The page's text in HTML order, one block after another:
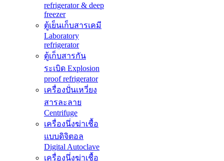
refrigerator & deep
freezer
ตู้เย็นเก็บสารเคมี
Laboratory
refrigerator
ตู้เก็บสารกัน
ระเบิด Explosion
proof refrigerator
เครื่องปั่นเหวี่ยง
สารละลาย
Centrifuge
เครื่องนึ่งฆ่าเชื้อ
แบบดิจิตอล
Digital Autoclave
เครื่องนึ่งฆ่าเชื้อ